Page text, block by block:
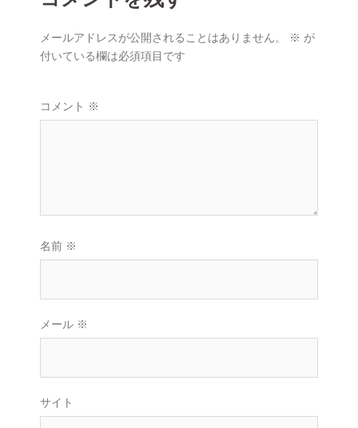
メールアドレスが公開されることはありません。 ※ が
付いている欄は必須項目です
コメント ※
名前 ※
メール ※
サイト